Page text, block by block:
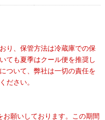
り、保管方法は冷蔵庫での保
ても夏季はクール便を推奨し
ついて、弊社は一切の責任を
ださい。
願いしております。この期間